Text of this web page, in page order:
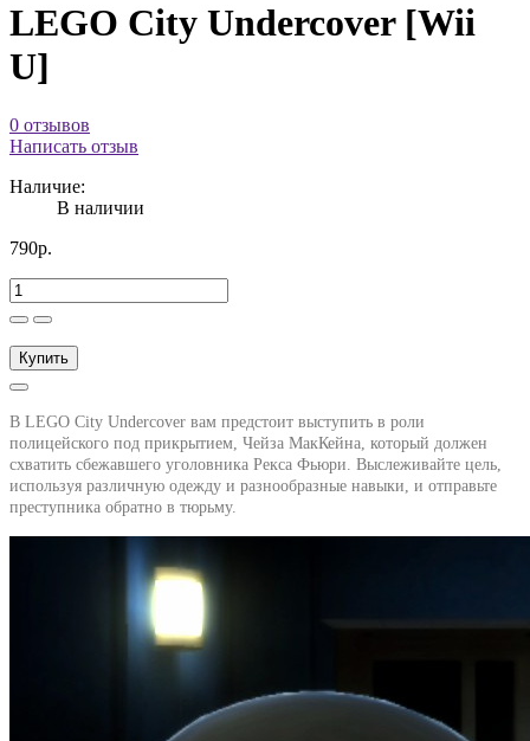
LEGO City Undercover [Wii
U]
0 отзывов
Написать отзыв
Наличие:
В наличии
790р.
Купить
В LEGO City Undercover вам предстоит выступить в роли
полицейского под прикрытием, Чейза МакКейна, который должен
схватить сбежавшего уголовника Рекса Фьюри. Выслеживайте цель,
используя различную одежду и разнообразные навыки, и отправьте
преступника обратно в тюрьму.